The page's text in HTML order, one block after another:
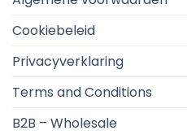
Cookiebeleid
Privacyverklaring
Terms and Conditions
B2B – Wholesale